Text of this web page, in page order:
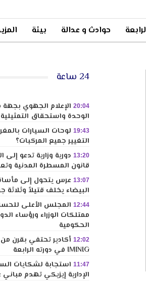
حوادث و عدالة بيئة
24 ساعة
20:04 الإعلام الجهوي
الوحدة واستحقاق
19:43 لوحات السيارات
التغيير جميع المركبات؟
13:20 دورية وزارية تدعو
قانون المسطرة المدنية
13:07 عرس يتحول إلى
البيضاء يخلف قتيلاً وثلاثة
12:44 المجلس الأعلى
ممتلكات الوزراء ورؤساء
الحكومية
12:02 أكادير تحتفي بقرن
IMINIG في دورته الرابعة
11:47 استجابة لشكايات
الإدارية إيزيكي تهدم